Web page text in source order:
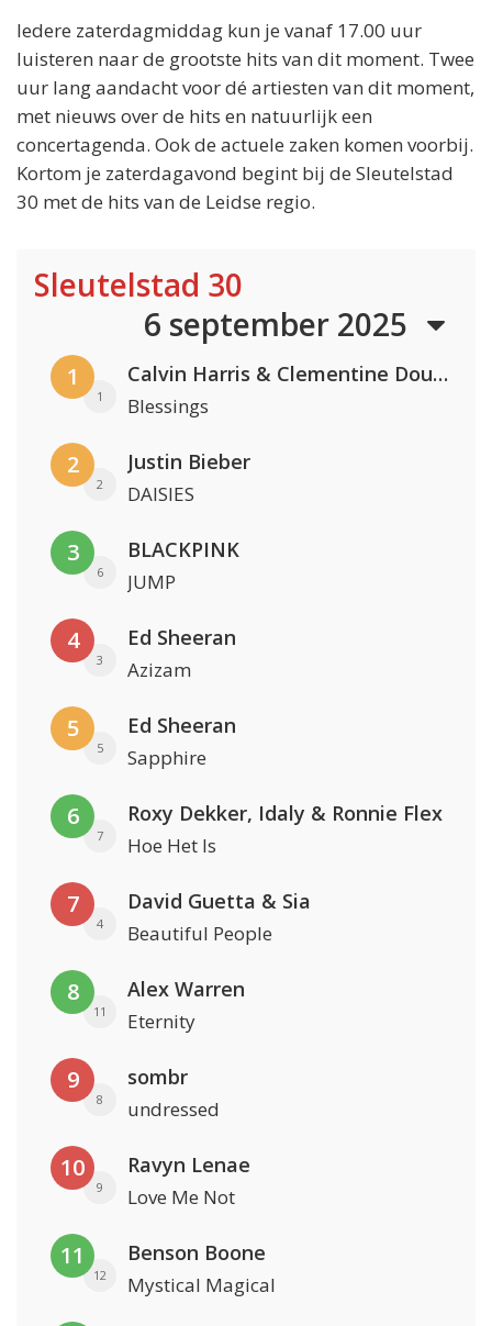
Iedere zaterdagmiddag kun je vanaf 17.00 uur
luisteren naar de grootste hits van dit moment. Twee
uur lang aandacht voor dé artiesten van dit moment,
met nieuws over de hits en natuurlijk een
concertagenda. Ook de actuele zaken komen voorbij.
Kortom je zaterdagavond begint bij de Sleutelstad
30 met de hits van de Leidse regio.
Sleutelstad 30
6 september 2025
1
1
Calvin Harris & Clementine Douglas
Blessings
2
2
Justin Bieber
DAISIES
3
6
BLACKPINK
JUMP
4
3
Ed Sheeran
Azizam
5
5
Ed Sheeran
Sapphire
6
7
Roxy Dekker, Idaly & Ronnie Flex
Hoe Het Is
7
4
David Guetta & Sia
Beautiful People
8
11
Alex Warren
Eternity
9
8
sombr
undressed
10
9
Ravyn Lenae
Love Me Not
11
12
Benson Boone
Mystical Magical